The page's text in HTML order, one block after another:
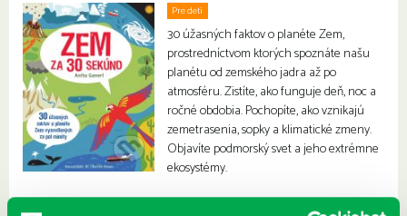
Pre deti
30 úžasných faktov o planéte Zem,
prostredníctvom ktorých spoznáte našu
planétu od zemského jadra až po
atmosféru. Zistíte, ako funguje deň, noc a
ročné obdobia. Pochopíte, ako vznikajú
zemetrasenia, sopky a klimatické zmeny.
Objavíte podmorský svet a jeho extrémne
ekosystémy.